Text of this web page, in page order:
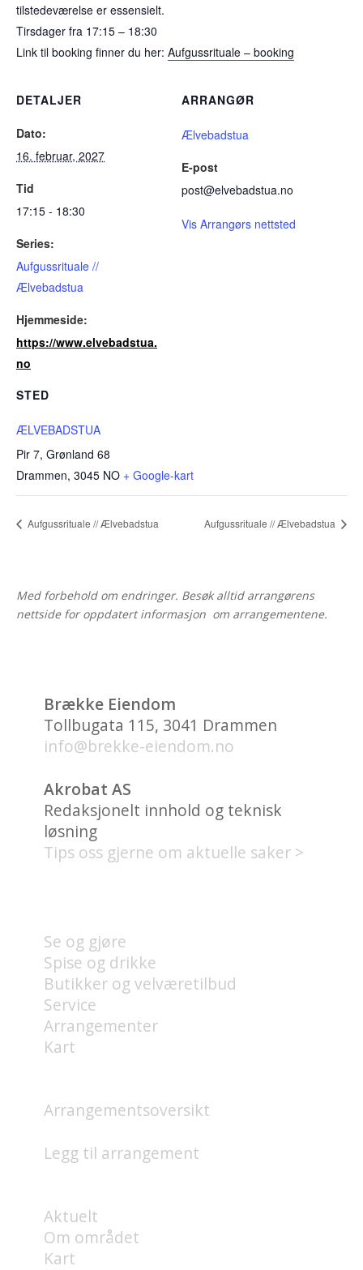
tilstedeværelse er essensielt.
Tirsdager fra 17:15 – 18:30
Link til booking finner du her: Aufgussrituale – booking
DETALJER
Dato:
16. februar, 2027
Tid
17:15 - 18:30
Series:
Aufgussrituale //
Ælvebadstua
Hjemmeside:
https://www.elvebadstua.
no
STED
ÆLVEBADSTUA
Pir 7, Grønland 68
Drammen, 3045 NO + Google-kart
ARRANGØR
Ælvebadstua
E-post
post@elvebadstua.no
Vis Arrangørs nettsted
Aufgussrituale // Ælvebadstua Aufgussrituale // Ælvebadstua
Med forbehold om endringer. Besøk alltid arrangørens
nettside for oppdatert informasjon om arrangementene.
Brække Eiendom
Tollbugata 115, 3041 Drammen
info@brekke-eiendom.no
Akrobat AS
Redaksjonelt innhold og teknisk
løsning
Tips oss gjerne om aktuelle saker >
Se og gjøre
Spise og drikke
Butikker og velværetilbud
Service
Arrangementer
Kart
Arrangementsoversikt
Legg til arrangement
Aktuelt
Om området
Kart